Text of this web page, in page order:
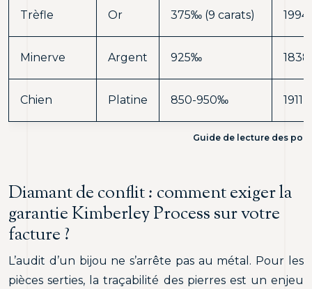
Guide de lecture des
Trèfle Or 375‰ (9 carats) 1994
Minerve Argent 925‰ 1838
Chien Platine 850-950‰ 1911
Diamant de conflit : comment exiger la
garantie Kimberley Process sur votre
facture ?
L’audit d’un bijou ne s’arrête pas au métal. Pour les
pièces serties, la traçabilité des pierres est un enjeu